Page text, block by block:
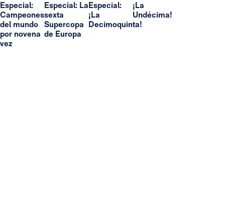
Especial:
Campeones
del mundo
por novena
vez
Especial: La
sexta
Supercopa
de Europa
Especial:
¡La
Decimoquinta!
¡La
Undécima!